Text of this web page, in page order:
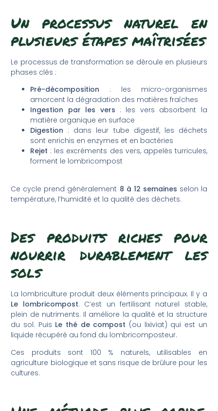
Un processus naturel en
plusieurs étapes maîtrisées
Le processus de transformation se déroule en plusieurs
phases clés :
Pré-décomposition : les micro-organismes
amorcent la dégradation des matières fraîches
Ingestion par les vers : les vers absorbent la
matière organique en surface
Digestion : dans leur tube digestif, les déchets
sont enrichis en enzymes et en bactéries
Rejet : les excréments des vers, appelés turricules,
forment le lombricompost
Ce cycle prend généralement 8 à 12 semaines selon la
température, l’humidité et la qualité des déchets.
Des produits riches pour
nourrir durablement les
sols
La lombriculture produit deux éléments principaux. Il y a
Le lombricompost. C’est un fertilisant naturel stable,
plein de nutriments. Il améliore la qualité et la structure
du sol. Puis Le thé de compost (ou lixiviat) qui est un
liquide récupéré au fond du lombricomposteur.
Ces produits sont 100 % naturels, utilisables en
agriculture biologique et sans risque de brûlure pour les
cultures.